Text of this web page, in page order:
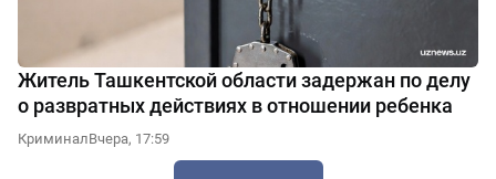
Житель Ташкентской области задержан по делу
о развратных действиях в отношении ребенка
КриминалВчера, 17:59